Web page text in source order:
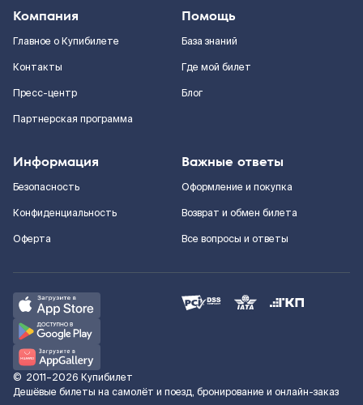
Компания
Главное о Купибилете
Контакты
Пресс-центр
Партнерская программа
Помощь
База знаний
Где мой билет
Блог
Информация
Безопасность
Конфиденциальность
Оферта
Важные ответы
Оформление и покупка
Возврат и обмен билета
Все вопросы и ответы
© 2011–2026 Купибилет
Дешёвые билеты на самолёт и поезд, бронирование и онлайн-заказ